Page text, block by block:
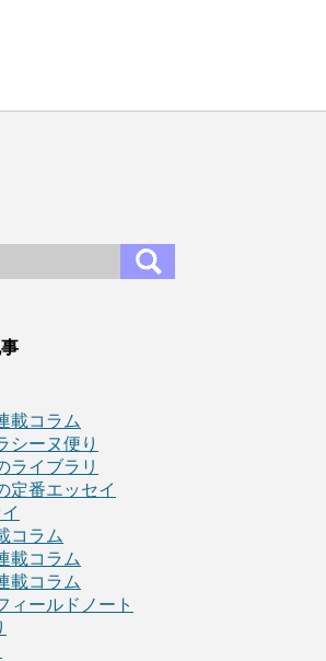
載コラム
シーヌ便り
ライブラリ
定番エッセイ
コラム
載コラム
載コラム
ィールドノート